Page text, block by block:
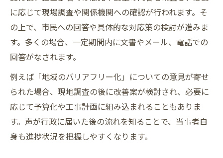
に応じて現場調査や関係機関への確認が行われます。そ
の上で、市民への回答や具体的な対応策の検討が進みま
す。多くの場合、一定期間内に文書やメール、電話での
回答がなされます。
例えば「地域のバリアフリー化」についての意見が寄せ
られた場合、現地調査の後に改善案が検討され、必要に
応じて予算化や工事計画に組み込まれることもありま
す。声が行政に届いた後の流れを知ることで、当事者自
身も進捗状況を把握しやすくなります。